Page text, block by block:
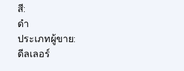
สี:
ดำ
ประเภทผู้ขาย:
ดีลเลอร์